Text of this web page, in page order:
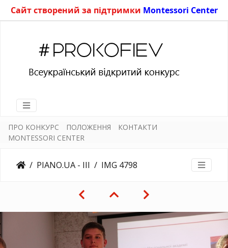
Сайт створений за підтримки Montessori Center
ПРО КОНКУРС ПОЛОЖЕННЯ
КОНТАКТИ
MONTESSORI CENTER
PIANO.UA - III IMG 4798